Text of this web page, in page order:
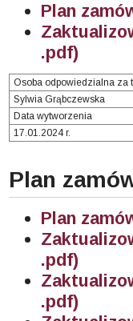
Plan
.pdf)
Osoba odpowiedzialna za
Sylwia Grąbczewska
Data wytworzenia
17.01.2024 r.
Plan
Plan
.pdf)
.pdf)